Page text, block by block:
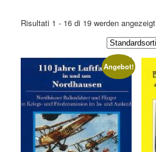
Risultati 1 - 16 di 19werden angezeigt
Angebot!